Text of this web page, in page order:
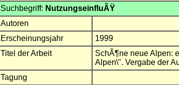
Suchbegriff: NutzungseinfluÃŸ
Autoren
Erscheinungsjahr
1999
Titel der Arbeit
SchÃ¶ne neue Alpen:
Alpen\". Vergabe der
Tagung